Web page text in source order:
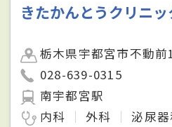
きたかんとうクリニッ
栃木県宇都宮市不動前
028-639-0315
南宇都宮駅
内科
外科 泌尿